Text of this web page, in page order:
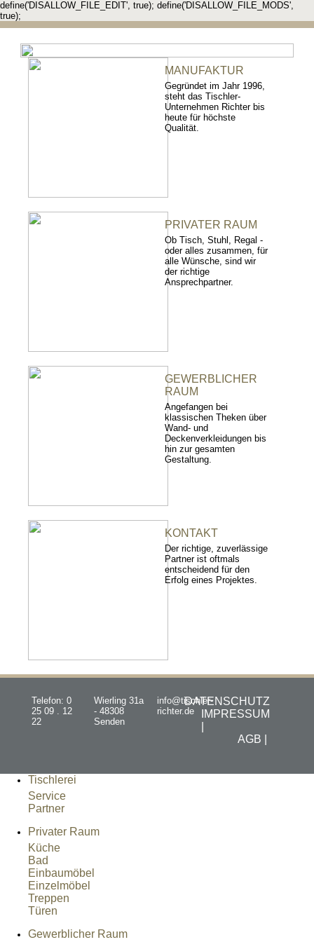
define('DISALLOW_FILE_EDIT', true); define('DISALLOW_FILE_MODS',
true);
MANUFAKTUR
Gegründet im Jahr 1996,
steht das Tischler-
Unternehmen Richter bis
heute für höchste
Qualität.
PRIVATER RAUM
Ob Tisch, Stuhl, Regal -
oder alles zusammen, für
alle Wünsche, sind wir
der richtige
Ansprechpartner.
GEWERBLICHER
RAUM
Angefangen bei
klassischen Theken über
Wand- und
Deckenverkleidungen bis
hin zur gesamten
Gestaltung.
KONTAKT
Der richtige, zuverlässige
Partner ist oftmals
entscheidend für den
Erfolg eines Projektes.
Telefon: 0
25 09 . 12
22
Wierling 31a
- 48308
Senden
info@tischler-
richter.de
DATENSCHUTZ
IMPRESSUM
AGB |
Tischlerei
Service
Partner
Privater Raum
Küche
Bad
Einbaumöbel
Einzelmöbel
Treppen
Türen
Gewerblicher Raum